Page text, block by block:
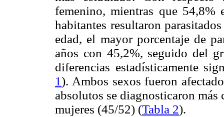
femenino, mientras que
habitantes resultaron
edad, el mayor porcentaje de
años con 45,2%, seguido del
diferencias estadísticamente
1). Ambos sexos fueron
absolutos se diagnosticaron más
mujeres (45/52) (Tabla 2).